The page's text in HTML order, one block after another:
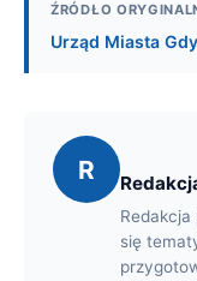
ŹRÓDŁO
Urząd Miasta
R
się